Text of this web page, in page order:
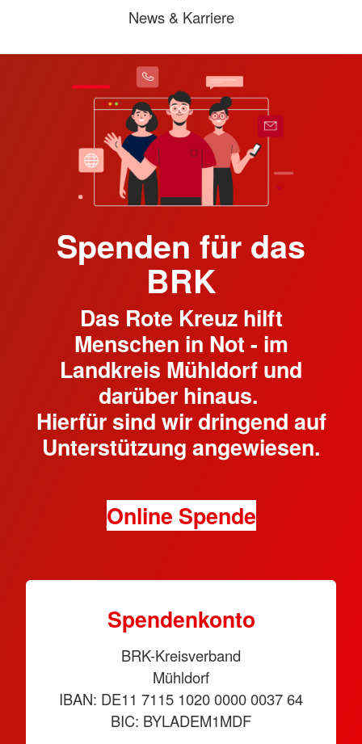
News & Karriere
Spenden für das
BRK
Das Rote Kreuz hilft
Menschen in Not - im
Landkreis Mühldorf und
darüber hinaus.
Hierfür sind wir dringend auf
Unterstützung angewiesen.
Online Spende
Spendenkonto
BRK-Kreisverband
Mühldorf
IBAN: DE11 7115 1020 0000 0037 64
BIC: BYLADEM1MDF